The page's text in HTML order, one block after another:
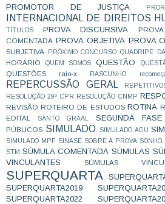
PROMOTOR DE JUSTIÇA
INTERNACIONAL DE DIREITOS
TÍTULOS
PROVA DISCURSIVA
COMENTADA PROVA OBJETIVA PROVA
SUBJETIVA
PRÓXIMO CONCURSO QUADRIPÉ
HORÁRIO
QUEM SOMOS QUESTÃO
QUESTÕES raio-x RASCUNHO
REPERCUSSÃO GERAL
RESOLUÇÃO 29º CPR
RESOLUÇÃO CNMP
REVISÃO ROTEIRO DE ESTUDOS ROTINA
EDITAL
SANTO GRAAL SEGUNDA FASE
PÚBLICOS SIMULADO SIMULADO AGU
SIMULADO MPF SINASE SOBRE A PROVA SONHO
STM SÚMULA COMENTADA SÚMULAS
VINCULANTES
SÚMULAS
SUPERQUARTA
SUPERQUARTA2019
SUPERQUARTA2022